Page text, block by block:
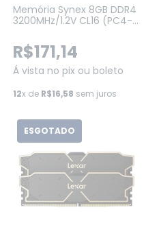
Memória Synex 8GB DDR4
3200MHz/1.2V CL16 (PC4-
R$171,14
Á vista no pix ou boleto
12x de R$16,58 sem juros
ESGOTADO